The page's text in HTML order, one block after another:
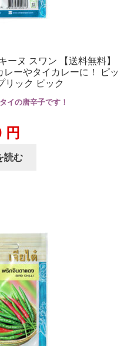
ーヌ スワン 【送料無料】
レーやタイカレーに！ ピッ
リック ピック
イの唐辛子です！
円
読む